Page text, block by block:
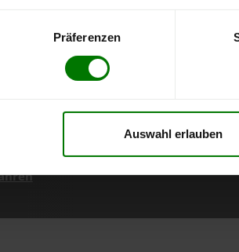
Präferenzen
Auswahl erlauben
direkt online bestellen
aktuellen Stand